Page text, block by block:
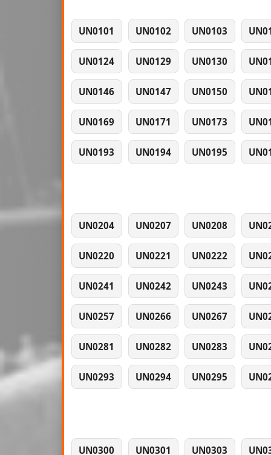
UN0101 UN0102 UN0103
UN0124 UN0129 UN0130
UN0146 UN0147 UN0150
UN0169 UN0171 UN0173
UN0193 UN0194 UN0195
UN0204 UN0207 UN0208
UN0220 UN0221 UN0222
UN0241 UN0242 UN0243
UN0257 UN0266 UN0267
UN0281 UN0282 UN0283
UN0293 UN0294 UN0295
UN0300 UN0301 UN0303